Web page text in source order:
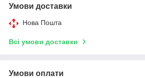
Умови доставки
Нова Пошта
Всі умови доставки
Умови оплати